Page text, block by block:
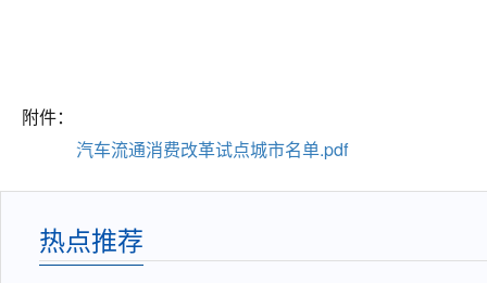
附件：
汽车流通消费改革试点城市名单.pdf
热点推荐